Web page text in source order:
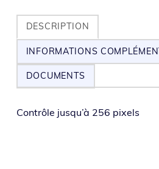
DESCRIPTION
INFORMATIONS
DOCUMENTS
Contrôle jus­qu’à 256 pixels